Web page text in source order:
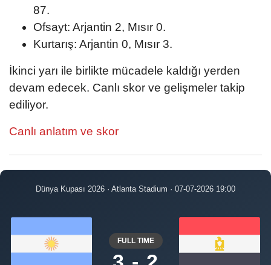
87.
Ofsayt: Arjantin 2, Mısır 0.
Kurtarış: Arjantin 0, Mısır 3.
İkinci yarı ile birlikte mücadele kaldığı yerden
devam edecek. Canlı skor ve gelişmeler takip
ediliyor.
Canlı anlatım ve skor
Dünya Kupası 2026 · Atlanta Stadium · 07-07-2026 19:00
FULL TIME